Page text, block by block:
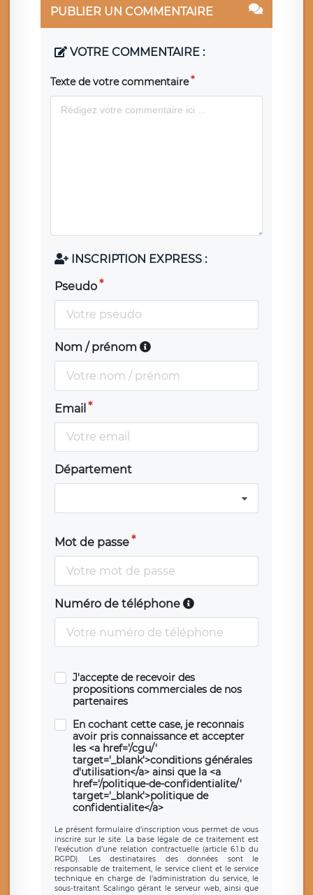
PUBLIER UN COMMENTAIRE
VOTRE COMMENTAIRE :
Texte de votre commentaire
INSCRIPTION EXPRESS :
Pseudo
Nom / prénom
Email
Département
Mot de passe
Numéro de téléphone
J'accepte de recevoir des
propositions commerciales de nos
partenaires
En cochant cette case, je reconnais
avoir pris connaissance et accepter
les <a href='/cgu/'
target='_blank'>conditions générales
d'utilisation</a> ainsi que la <a
href='/politique-de-confidentialite/'
target='_blank'>politique de
confidentialite</a>
Le présent formulaire d’inscription vous permet de vous
inscrire sur le site. La base légale de ce traitement est
l’exécution d’une relation contractuelle (article 6.1.b du
RGPD). Les destinataires des données sont le
responsable de traitement, le service client et le service
technique en charge de l’administration du service, le
sous-traitant Scalingo gérant le serveur web, ainsi que